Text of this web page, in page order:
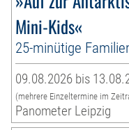
Mini-Kids«
25-minütige
09.08.2026 bis
(mehrere Einzeltermine im
Panometer Leipzig